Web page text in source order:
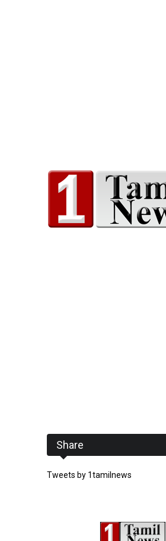
Share
Tweets by 1tamilnews